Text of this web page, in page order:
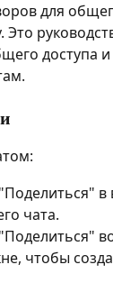
для
доступа
в
чата.
чтобы